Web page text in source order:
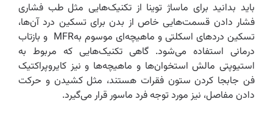
باید بدانید برای ماساژ توینا از تکنیک‌هایی مثل طب فشاری
فشار دادن قسمت‌هایی خاص از بدن برای تسکین درد آن‌ها،
تسکین دردهای اسکلتی و ماهیچه‌ای موسوم بهMFR و بازتاب
درمانی استفاده می‌شود. گاهی تکنیک‌هایی که مربوط به
استیوپتی مالش استخوان‌ها و ماهیچه‌ها و نیز کایروپراکتیک
فن جابجا کردن ستون فقرات هستند، مثل کشیدن و حرکت
دادن مفاصل، نیز مورد توجه فرد ماسور قرار می‌گیرد.